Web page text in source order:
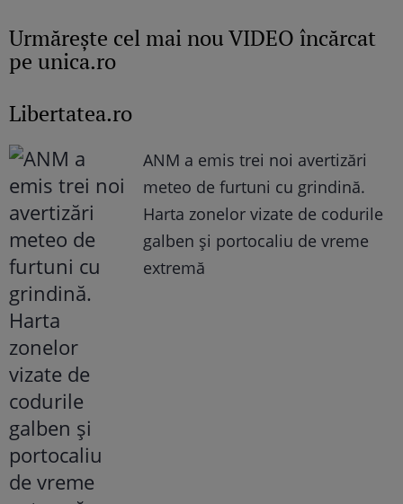
Urmăreşte cel mai nou VIDEO încărcat
pe unica.ro
Libertatea.ro
ANM a emis trei noi avertizări
meteo de furtuni cu grindină.
Harta zonelor vizate de codurile
galben și portocaliu de vreme
extremă